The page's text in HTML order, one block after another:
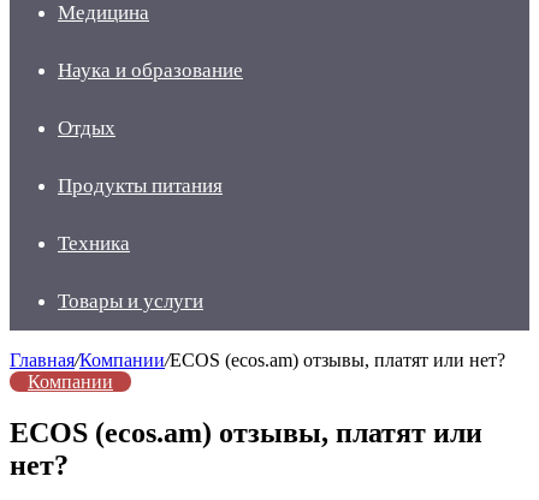
Медицина
Наука и образование
Отдых
Продукты питания
Техника
Товары и услуги
Главная/Компании/ECOS (ecos.am) отзывы, платят или нет?
Компании
ECOS (ecos.am) отзывы, платят или
нет?